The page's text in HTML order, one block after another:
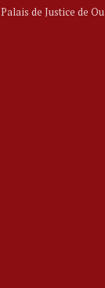
Palais de Justice de